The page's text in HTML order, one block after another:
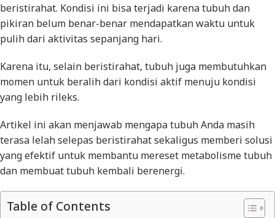
beristirahat. Kondisi ini bisa terjadi karena tubuh dan
pikiran belum benar-benar mendapatkan waktu untuk
pulih dari aktivitas sepanjang hari.
Karena itu, selain beristirahat, tubuh juga membutuhkan
momen untuk beralih dari kondisi aktif menuju kondisi
yang lebih rileks.
Artikel ini akan menjawab mengapa tubuh Anda masih
terasa lelah selepas beristirahat sekaligus memberi solusi
yang efektif untuk membantu mereset metabolisme tubuh
dan membuat tubuh kembali berenergi.
Table of Contents